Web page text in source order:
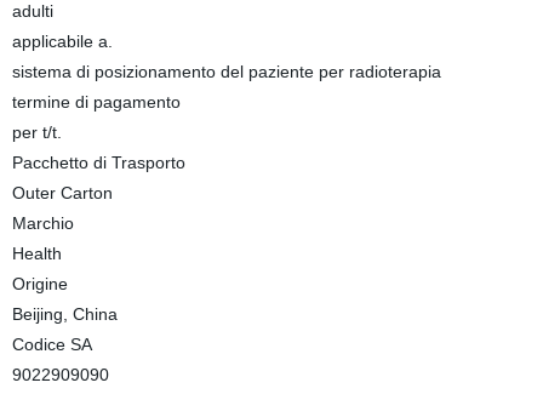
adulti
applicabile a.
sistema di posizionamento del paziente per radioterapia
termine di pagamento
per t/t.
Pacchetto di Trasporto
Outer Carton
Marchio
Health
Origine
Beijing, China
Codice SA
9022909090